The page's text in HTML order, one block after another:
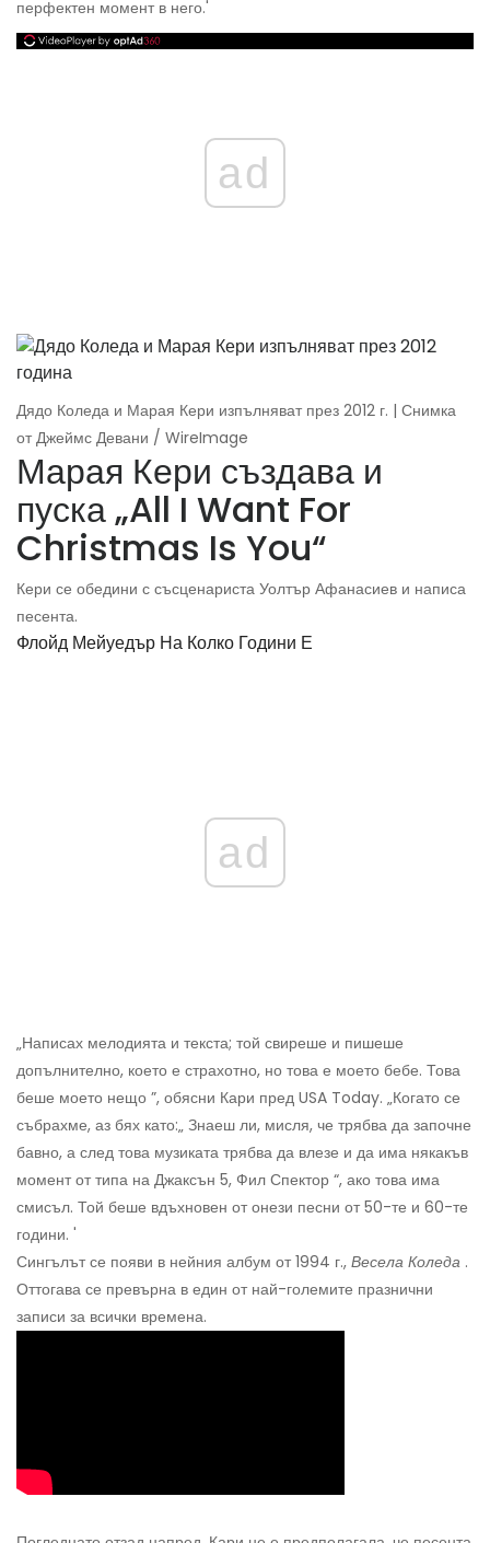
перфектен момент в него.'
ad
Дядо Коледа и Марая Кери изпълняват през 2012 г. | Снимка
от Джеймс Девани / WireImage
Марая Кери създава и
пуска „All I Want For
Christmas Is You“
Кери се обедини с съсценариста Уолтър Афанасиев и написа
песента.
Флойд Мейуедър На Колко Години Е
ad
„Написах мелодията и текста; той свиреше и пишеше
допълнително, което е страхотно, но това е моето бебе. Това
беше моето нещо ”, обясни Кари пред USA Today. „Когато се
събрахме, аз бях като:„ Знаеш ли, мисля, че трябва да започне
бавно, а след това музиката трябва да влезе и да има някакъв
момент от типа на Джаксън 5, Фил Спектор “, ако това има
смисъл. Той беше вдъхновен от онези песни от 50-те и 60-те
години. '
Сингълът се появи в нейния албум от 1994 г., Весела Коледа .
Оттогава се превърна в един от най-големите празнични
записи за всички времена.